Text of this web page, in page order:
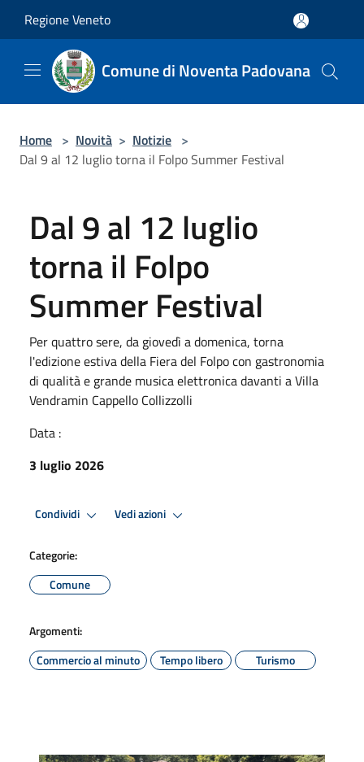
Regione Veneto
Comune di Noventa Padovana
Home > Novità > Notizie >
Dal 9 al 12 luglio torna il Folpo Summer Festival
Dal 9 al 12 luglio
torna il Folpo
Summer Festival
Per quattro sere, da giovedì a domenica, torna
l'edizione estiva della Fiera del Folpo con gastronomia
di qualità e grande musica elettronica davanti a Villa
Vendramin Cappello Collizzolli
Data :
3 luglio 2026
Condividi Vedi azioni
Categorie:
Comune
Argomenti:
Commercio al minuto
Tempo libero Turismo